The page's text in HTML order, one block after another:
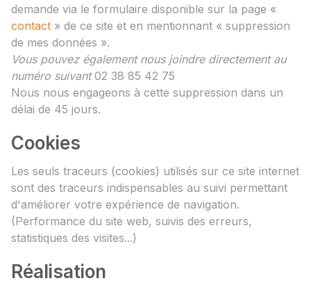
demande via le formulaire disponible sur la page «
contact » de ce site et en mentionnant « suppression
de mes données ».
Vous pouvez également nous joindre directement au
numéro suivant02 38 85 42 75
Nous nous engageons à cette suppression dans un
délai de 45 jours.
Cookies
Les seuls traceurs (cookies) utilisés sur ce site internet
sont des traceurs indispensables au suivi permettant
d'améliorer votre expérience de navigation.
(Performance du site web, suivis des erreurs,
statistiques des visites...)
Réalisation